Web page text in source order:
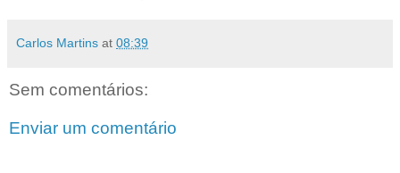
Carlos Martins at 08:39
Sem comentários:
Enviar um comentário